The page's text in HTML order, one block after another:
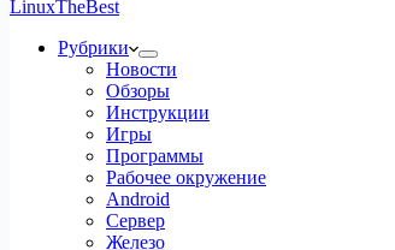
LinuxTheBest
Рубрики
Новости
Обзоры
Инструкции
Игры
Программы
Рабочее окружение
Android
Сервер
Железо